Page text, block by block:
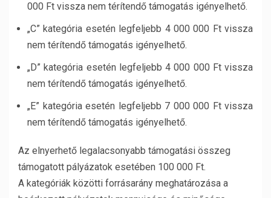
000 Ft vissza nem térítendő támogatás igényelhető.
„C” kategória esetén legfeljebb 4 000 000 Ft vissza
nem térítendő támogatás igényelhető.
„D” kategória esetén legfeljebb 4 000 000 Ft vissza
nem térítendő támogatás igényelhető.
„E” kategória esetén legfeljebb 7 000 000 Ft vissza
nem térítendő támogatás igényelhető.
Az elnyerhető legalacsonyabb támogatási összeg
támogatott pályázatok esetében 100 000 Ft.
A kategóriák közötti forrásarány meghatározása a